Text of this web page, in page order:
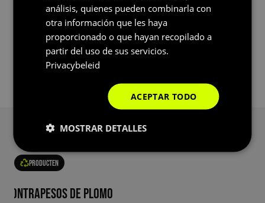
Atención: No se pueden derivar derechos de los resultados de esta herramienta
de cálculo. No nos hacemos responsables de la precisión ni de las
consecuencias de su uso.
Producten
Contrapesos de plomo
análisis, quienes pueden combinarla con
otra información que les haya
proporcionado o que hayan recopilado a
partir del uso de sus servicios.
Privacybeleid
ACEPTAR TODO
MOSTRAR DETALLES